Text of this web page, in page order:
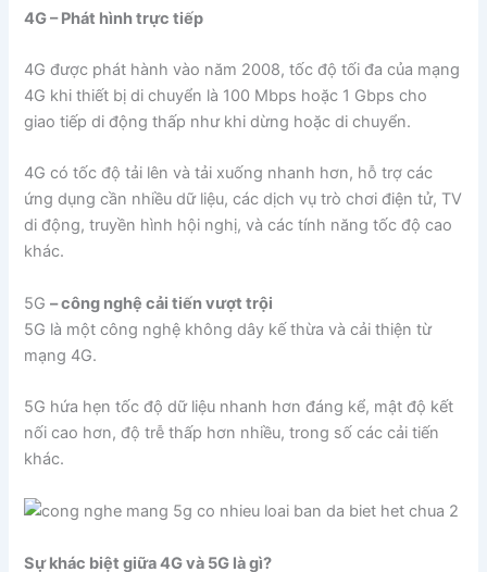
4G – Phát hình trực tiếp
4G được phát hành vào năm 2008, tốc độ tối đa của mạng
4G khi thiết bị di chuyển là 100 Mbps hoặc 1 Gbps cho
giao tiếp di động thấp như khi dừng hoặc di chuyển.
4G có tốc độ tải lên và tải xuống nhanh hơn, hỗ trợ các
ứng dụng cần nhiều dữ liệu, các dịch vụ trò chơi điện tử, TV
di động, truyền hình hội nghị, và các tính năng tốc độ cao
khác.
5G– công nghệ cải tiến vượt trội
5G là một công nghệ không dây kế thừa và cải thiện từ
mạng 4G.
5G hứa hẹn tốc độ dữ liệu nhanh hơn đáng kể, mật độ kết
nối cao hơn, độ trễ thấp hơn nhiều, trong số các cải tiến
khác.
Sự khác biệt giữa 4G và 5G là gì?